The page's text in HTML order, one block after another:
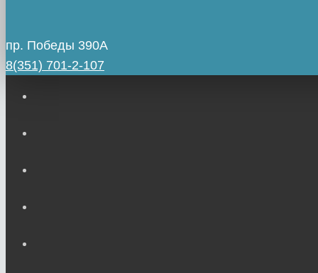
пр. Победы 390А
8(351) 701-2-107